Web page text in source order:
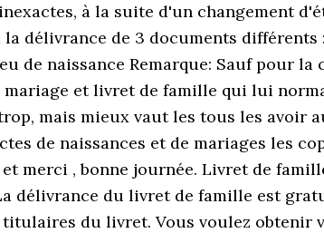
à la suite d'un changement
délivrance de 3 documents
de naissance Remarque: Sauf pour la
et livret de famille qui lui
mais mieux vaut les tous les avoir
de naissances et de mariages les
merci , bonne journée. Livret de
délivrance du livret de famille est
du livret. Vous voulez obtenir